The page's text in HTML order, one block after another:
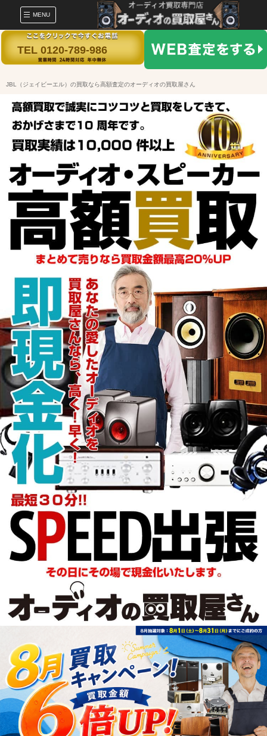
MENU
TEL 0120-789-986
JBL（ジェイビーエル）の買取なら高額査定のオーディオの買取屋さん